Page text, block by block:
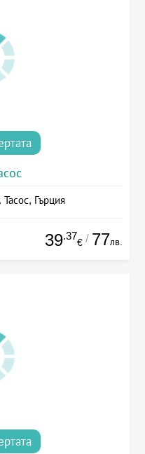
Гърция
39.37
€ / 77лв.